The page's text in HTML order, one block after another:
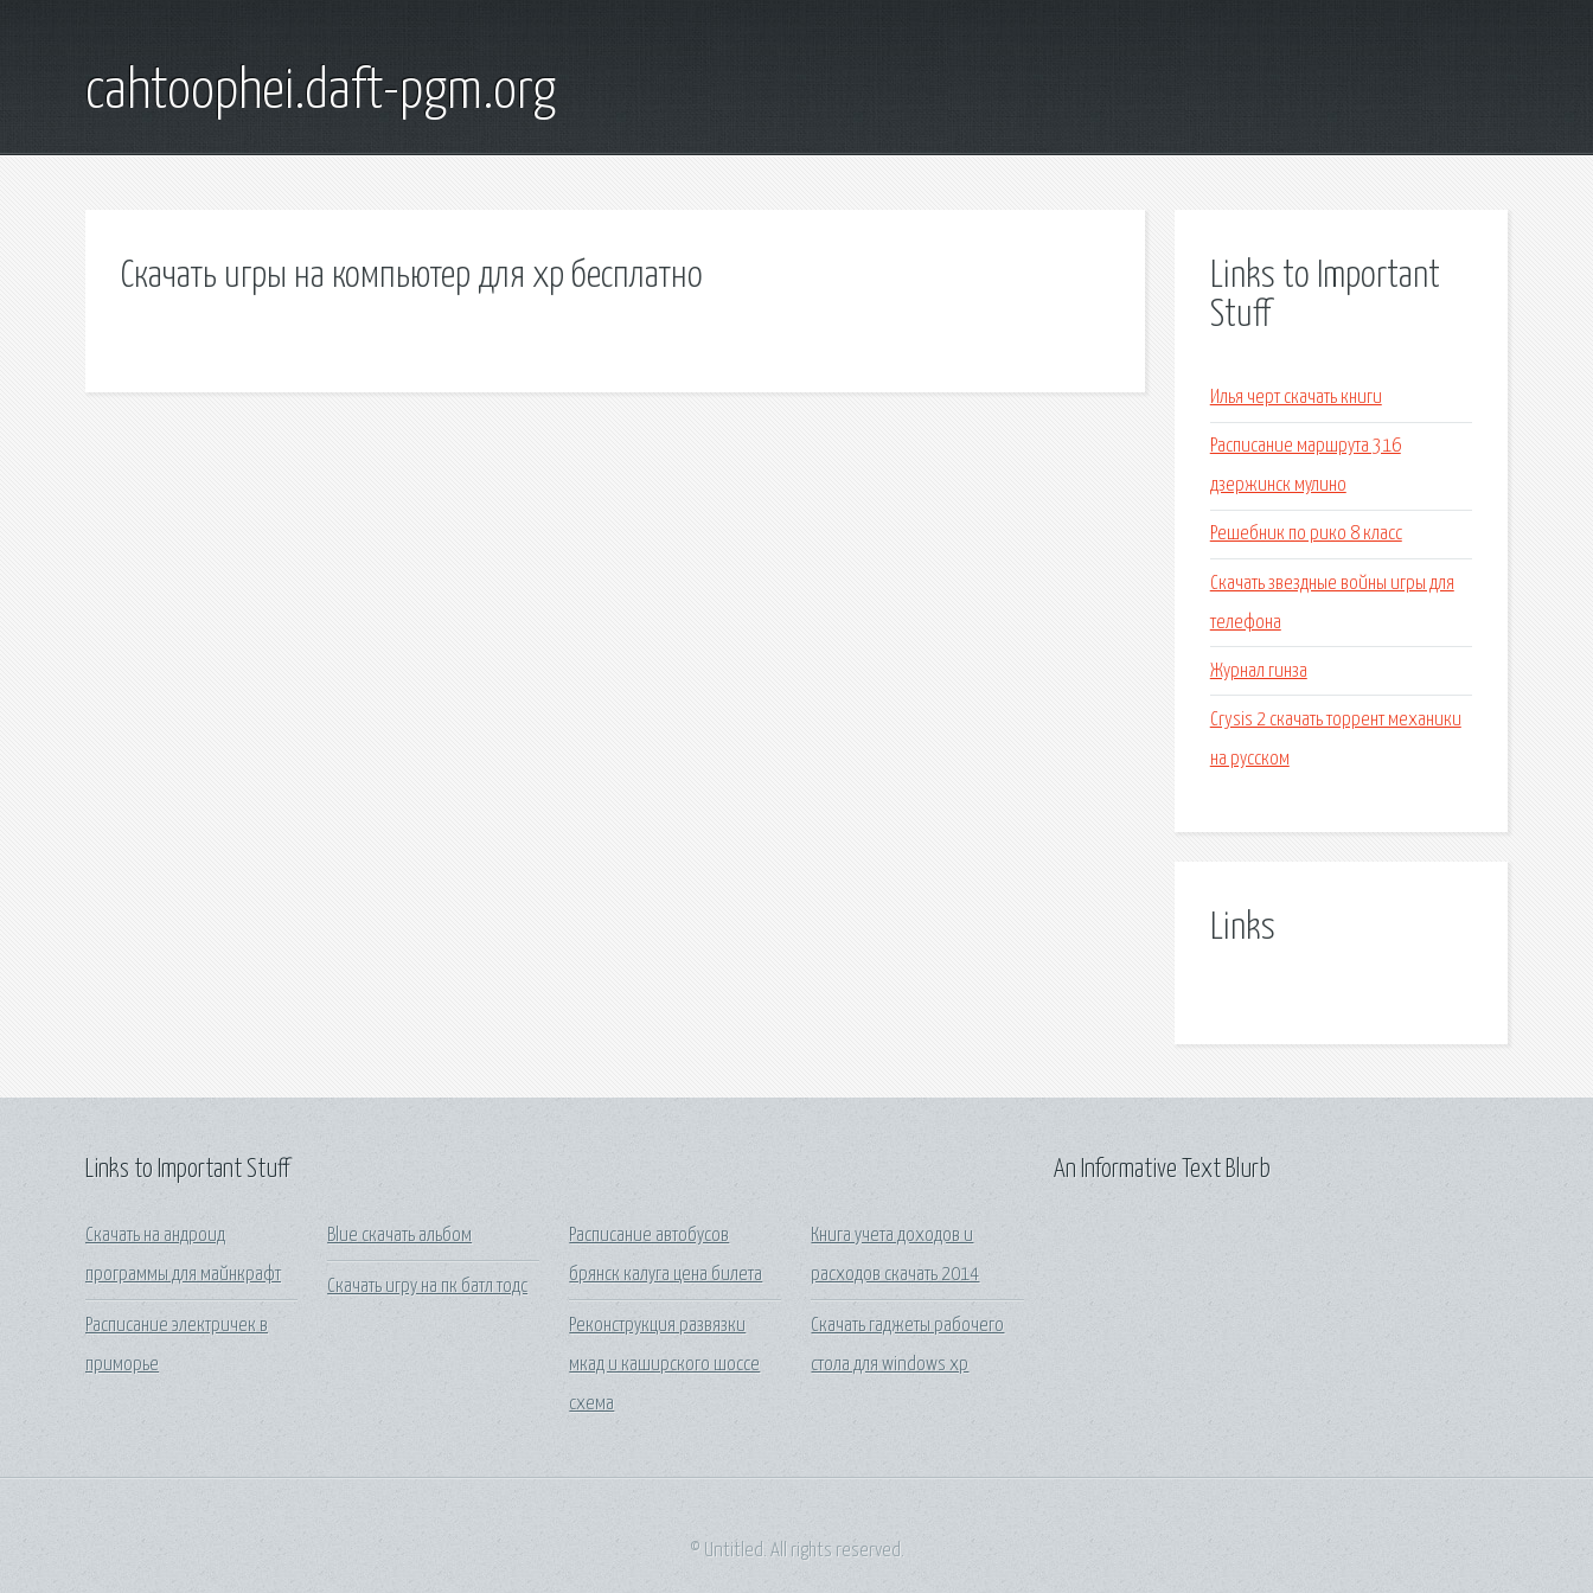
cahtoophei.daft-pgm.org
Скачать игры на компьютер для хр бесплатно
Links to Important
Stuff
Илья черт скачать книги
Расписание маршрута 316
дзержинск мулино
Решебник по рико 8 класс
Скачать звездные войны игры для
телефона
Журнал гинза
Crysis 2 скачать торрент механики
на русском
Links
Links to Important Stuff
Скачать на андроид
программы для майнкрафт
Расписание электричек в
приморье
Blue скачать альбом
Скачать игру на пк батл тодс
Расписание автобусов
брянск калуга цена билета
Реконструкция развязки
мкад и каширского шоссе
схема
Книга учета доходов и
расходов скачать 2014
Скачать гаджеты рабочего
стола для windows xp
An Informative Text Blurb
© Untitled. All rights reserved.